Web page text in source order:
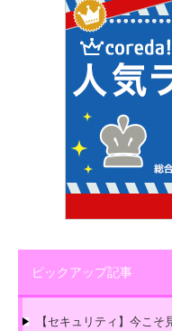
ピックアップ記事
【セキュリティ】今こ